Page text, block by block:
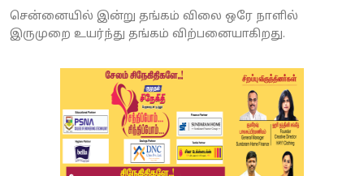
சென்னையில் இன்று தங்கம் விலை ஒரே நாளில்
இருமுறை உயர்ந்து தங்கம் விற்பனையாகிறது.